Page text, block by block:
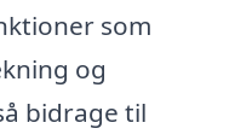
som
og
bidrage til